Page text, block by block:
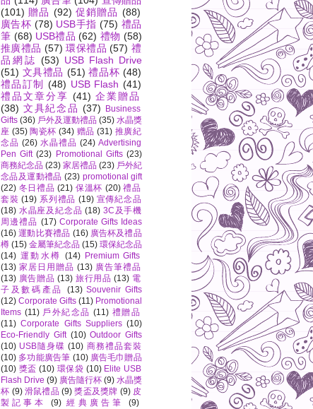
(101) 贈品 (92) 促銷贈品 (88)
廣告杯 (78) USB手指 (75) 禮品
筆 (68) USB禮品 (62) 禮物 (58)
推廣禮品 (57) 環保禮品 (57) 禮
品網誌 (53) USB Flash Drive
(51) 文具禮品 (51) 禮品杯 (48)
禮品訂制
(48) USB Flash (41)
禮品文章分享 (41) 企業贈品
(38) 文具紀念品 (37)
Business
Gifts (36) 戶外及運動禮品 (35) 水晶獎
座 (35) 陶瓷杯 (34) 赠品 (31) 推廣紀
念品 (26) 水晶禮品 (24) Advertising
Pen Gift (23) Promotional Gifts (23)
商務紀念品 (23) 家居禮品 (23) 戶外紀
念品及運動禮品 (23) promotional gift
(22) 冬日禮品 (21) 保溫杯 (20) 禮品
套裝 (19) 系列禮品 (19) 宣傳紀念品
(18) 水晶座及紀念品 (18) 3C及手機
周邊禮品 (17) Corporate Gifts Ideas
(16) 運動比賽禮品 (16) 廣告杯及禮品
樽 (15) 金屬筆紀念品 (15) 環保紀念品
(14) 運動水樽 (14) Premium Gifts
(13) 家居日用贈品 (13) 廣告筆禮品
(13) 廣告贈品 (13) 旅行用品 (13) 電
子及數碼產品
(13) Souvenir Gifts
(12) Corporate Gifts (11) Promotional
Items (11) 戶外紀念品 (11) 禮贈品
(11) Corporate Gifts Suppliers (10)
Eco-Friendly Gift (10) Outdoor Gifts
(10) USB隨身碟 (10) 商務禮品套裝
(10) 多功能廣告筆 (10) 廣告毛巾贈品
(10) 獎盃 (10) 環保袋 (10) Elite USB
Flash Drive (9) 廣告隨行杯 (9) 水晶獎
杯 (9) 滑鼠禮品 (9) 獎盃及獎牌 (9) 皮
製記事本
(9) 經典廣告筆 (9)